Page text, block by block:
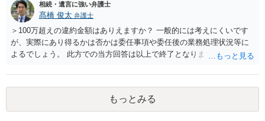
相続・遺言に強い弁護士
髙橋 俊太 弁護士
＞100万超えの違約金額はありえますか？ 一般的には考えにくいです
が、実際にあり得るかは否かは委任事項や委任後の業務処理状況等に
よるでしょう。 此方での当方回答は以上で終了となりますが、参考に
もっとみる